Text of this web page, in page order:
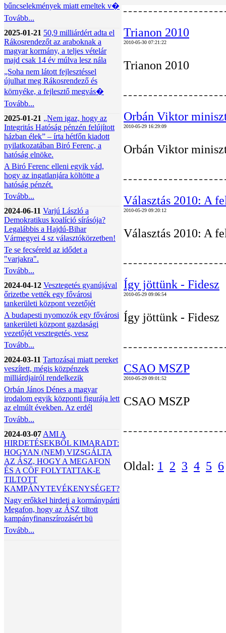
bűncselekmények miatt emeltek v�
Tovább...
2025-01-21 50,9 milliárdért adta el
Rákosrendezőt az araboknak a
magyar kormány, a teljes vételár
majd csak 14 év múlva lesz nála
„Soha nem látott fejlesztéssel
újulhat meg Rákosrendező és
környéke, a fejlesztő megvás�
Tovább...
2025-01-21 „Nem igaz, hogy az
Integritás Hatóság pénzén felújított
házban élek” – írta hétfőn kiadott
nyilatkozatában Biró Ferenc, a
hatóság elnöke.
A Biró Ferenc elleni egyik vád,
hogy az ingatlanjára költötte a
hatóság pénzét.
Tovább...
2024-06-11 Varjú László a
Demokratikus koalíció sírásója?
Legalábbis a Hajdú-Bihar
Vármegyei 4 sz választókörzetben!
Te se fecséreld az idődet a
"varjakra".
Tovább...
2024-04-12 Vesztegetés gyanújával
őrizetbe vették egy fővárosi
tankerületi központ vezetőjét
A budapesti nyomozók egy fővárosi
tankerületi központ gazdasági
vezetőjét vesztegetés, vesz
Tovább...
2024-03-11 Tartozásai miatt pereket
veszített, mégis közpénzek
milliárdjairól rendelkezik
Orbán János Dénes a magyar
irodalom egyik központi figurája lett
az elmúlt években. Az erdél
Tovább...
2024-03-07 AMI A
HIRDETÉSEKBŐL KIMARADT:
HOGYAN (NEM) VIZSGÁLTA
AZ ÁSZ, HOGY A MEGAFON
ÉS A CÖF FOLYTATTAK-E
TILTOTT
KAMPÁNYTEVÉKENYSÉGET?
Nagy erőkkel hirdeti a kormánypárti
Megafon, hogy az ÁSZ tiltott
kampányfinanszírozásért bü
Tovább...
Trianon 2010
2010-05-30 07:21:22
Trianon 2010
Orbán Viktor
2010-05-29 16:29:09
Orbán Viktor
Választás 2010: A
2010-05-29 09:20:12
Választás 2010: A
Így jöttünk - Fidesz
2010-05-29 09:06:54
Így jöttünk - Fidesz
CSAO MSZP
2010-05-29 09:01:52
CSAO MSZP
Oldal: 1 2 3 4 5 6